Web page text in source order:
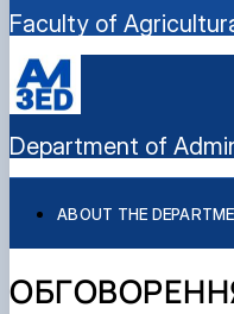
Faculty of
Department of
ABOUT THE
History
Staff of the
International
Project DAAD
Bachelor's degree